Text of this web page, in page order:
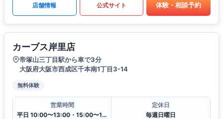
店舗情報 公式サイト 体験・相談予約
カーブス岸里店
帝塚山三丁目駅から車で3分
大阪府大阪市西成区千本南1丁目3-14
無料体験
営業時間
平日 10:00〜13:00・15:00〜19:00
定休日
毎週日曜日